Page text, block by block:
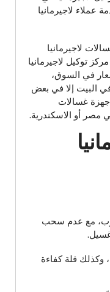
عملاء لاجيرمانيا
لاجيرمانيا
توكيل لاجيرمانيا
في السوق،
في البيت إلا في بعض
غسالات
مصر أو الاسكندرية.
مع عدم سحب
غسيل.
وكذلك قلة كفاءة